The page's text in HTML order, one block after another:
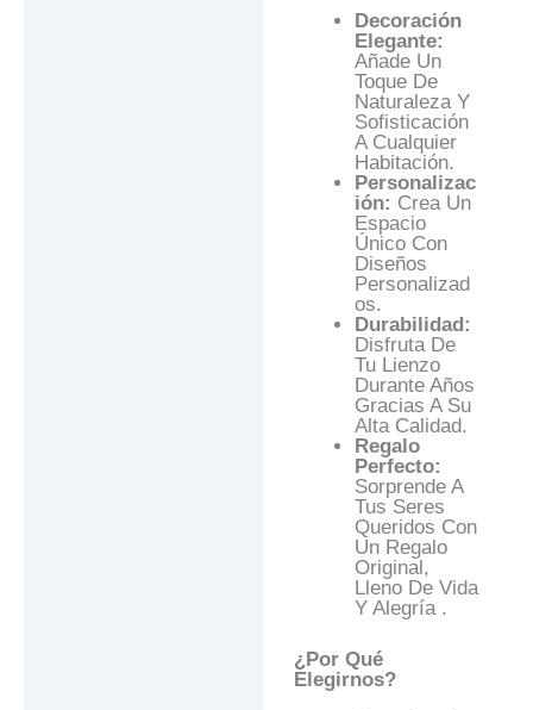
Decoración
Elegante:
Añade Un
Toque De
Naturaleza Y
Sofisticación
A Cualquier
Habitación.
Personalizac
Ión: Crea Un
Espacio
Único Con
Diseños
Personalizad
Os.
Durabilidad:
Disfruta De
Tu Lienzo
Durante Años
Gracias A Su
Alta Calidad.
Regalo
Perfecto:
Sorprende A
Tus Seres
Queridos Con
Un Regalo
Original,
Lleno De Vida
Y Alegría .
¿Por Qué
Elegirnos?